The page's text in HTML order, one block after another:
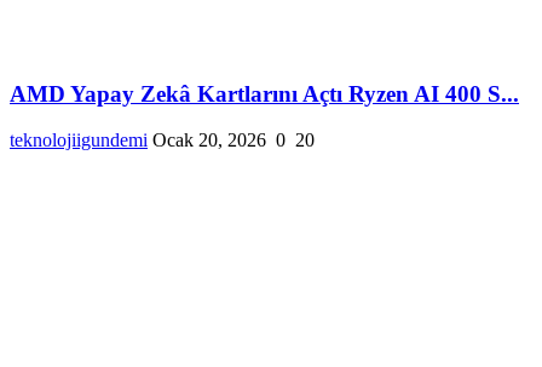
AMD Yapay Zekâ Kartlarını Açtı Ryzen AI 400 S...
teknolojiigundemi Ocak 20, 2026 0 20